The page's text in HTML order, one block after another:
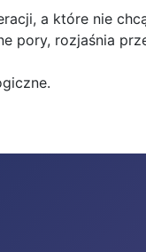
a które nie
pory, rozjaśnia